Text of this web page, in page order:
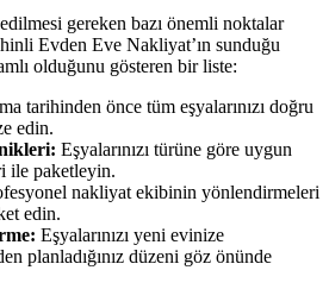
gereken bazı önemli noktalar
Evden Eve Nakliyat’ın sunduğu
olduğunu gösteren bir liste:
tarihinden önce tüm eşyalarınızı doğru
edin.
Eşyalarınızı türüne göre uygun
ile paketleyin.
nakliyat ekibinin yönlendirmeleri
edin.
Eşyalarınızı yeni evinize
planladığınız düzeni göz önünde